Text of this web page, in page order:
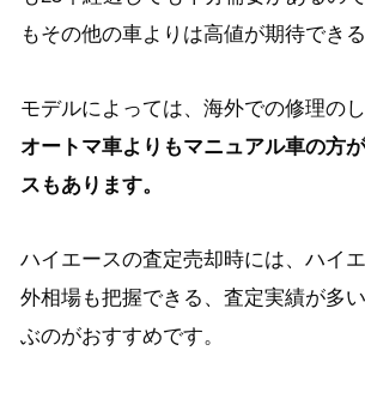
もその他の車よりは高値が期待できる
モデルによっては、海外での修理の
オートマ車よりもマニュアル車の方
スもあります。
ハイエースの査定売却時には、ハイ
外相場も把握できる、査定実績が多
ぶのがおすすめです。